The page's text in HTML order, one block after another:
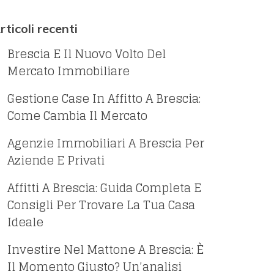
recenti
Brescia E Il Nuovo Volto Del
Mercato Immobiliare
Gestione Case In Affitto A Brescia:
Come Cambia Il Mercato
Agenzie Immobiliari A Brescia Per
Aziende E Privati
Affitti A Brescia: Guida Completa E
Consigli Per Trovare La Tua Casa
Ideale
Investire Nel Mattone A Brescia: È
Il Momento Giusto? Un’analisi